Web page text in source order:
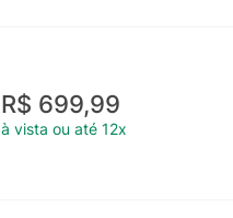
R$ 699,99
à vista ou até 12x